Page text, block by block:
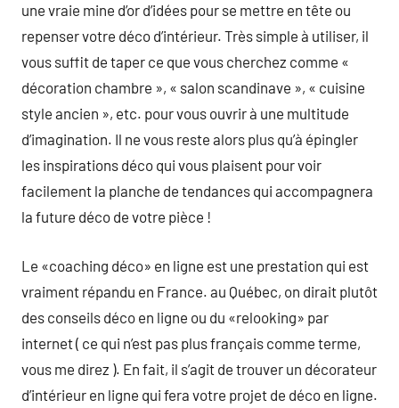
une vraie mine d’or d’idées pour se mettre en tête ou
repenser votre déco d’intérieur. Très simple à utiliser, il
vous suffit de taper ce que vous cherchez comme «
décoration chambre », « salon scandinave », « cuisine
style ancien », etc. pour vous ouvrir à une multitude
d’imagination. Il ne vous reste alors plus qu’à épingler
les inspirations déco qui vous plaisent pour voir
facilement la planche de tendances qui accompagnera
la future déco de votre pièce !
Le «coaching déco» en ligne est une prestation qui est
vraiment répandu en France. au Québec, on dirait plutôt
des conseils déco en ligne ou du «relooking» par
internet ( ce qui n’est pas plus français comme terme,
vous me direz ). En fait, il s’agit de trouver un décorateur
d’intérieur en ligne qui fera votre projet de déco en ligne.